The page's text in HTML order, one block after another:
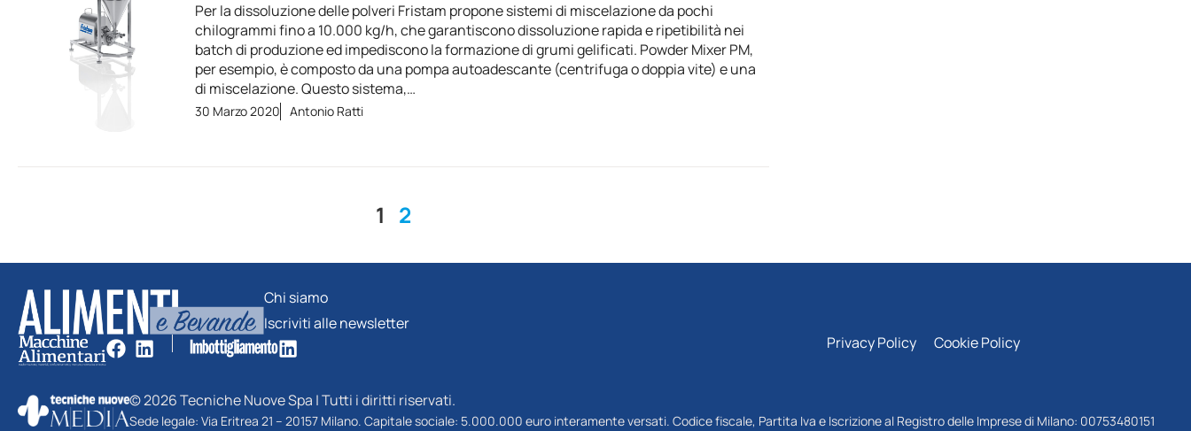
Per la dissoluzione delle polveri Fristam propone sistemi di miscelazione da pochi
chilogrammi fino a 10.000 kg/h, che garantiscono dissoluzione rapida e ripetibilità nei
batch di produzione ed impediscono la formazione di grumi gelificati. Powder Mixer PM,
per esempio, è composto da una pompa autoadescante (centrifuga o doppia vite) e una
di miscelazione. Questo sistema,…
30 Marzo 2020 Antonio Ratti
1 2
Chi siamo
Iscriviti alle newsletter
Privacy Policy
Cookie Policy
© 2026 Tecniche Nuove Spa | Tutti i diritti riservati.
Sede legale: Via Eritrea 21 – 20157 Milano. Capitale sociale: 5.000.000 euro interamente versati. Codice fiscale, Partita Iva e Iscrizione al Registro delle Imprese di Milano: 00753480151